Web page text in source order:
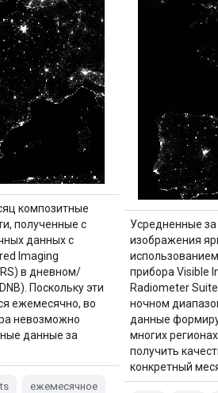
композитные
полученные с
данных с
Imaging
в дневном/
Поскольку эти
ежемесячно, во
невозможно
данные за
ежемесячное
Усредненные
изображения
прибора Visible
Radiometer
ночном
данные
многих
получить
конкретный